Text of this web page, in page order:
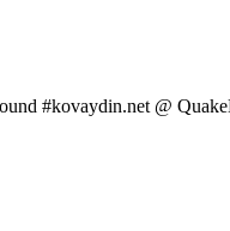
#kovaydin.net @